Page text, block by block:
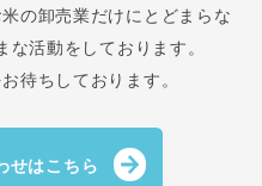
の卸売業だけにとどまらな
活動をしております。
待ちしております。
せはこちら